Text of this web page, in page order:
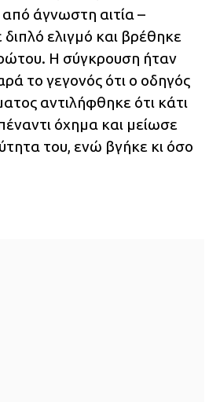
άγνωστη αιτία –
ελιγμό και βρέθηκε
Η σύγκρουση ήταν
το γεγονός ότι ο οδηγός
αντιλήφθηκε ότι κάτι
όχημα και μείωσε
του, ενώ βγήκε κι όσο